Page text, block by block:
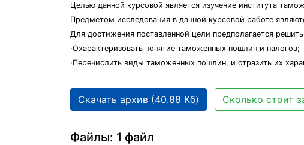
Целью данной курсовой является изучение института
Предметом исследования в данной курсовой работе
Для достижения поставленной цели предполагается
·Охарактеризовать понятие таможенных пошлин и налогов;
·Перечислить виды таможенных пошлин, и отразить их
Скачать архив (40.88 Кб) Сколько стоит
Файлы: 1 файл